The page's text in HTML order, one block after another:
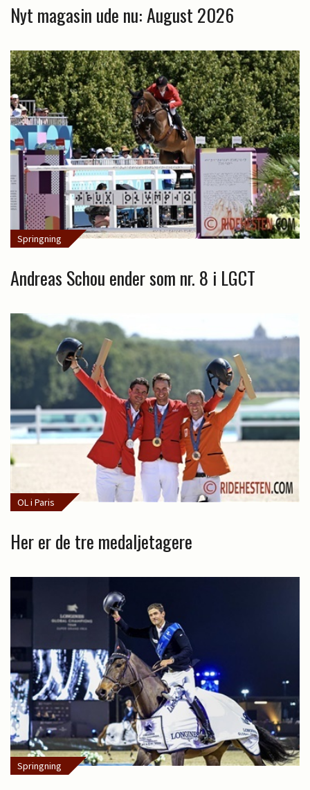
Nyt magasin ude nu: August 2026
Springning
Andreas Schou ender som nr. 8 i LGCT
OL i Paris
Her er de tre medaljetagere
Springning